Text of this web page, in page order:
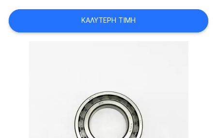
ΕΙΔΉΣΕΙΣ
ΚΑΛΎΤΕΡΗ ΤΙΜΉ